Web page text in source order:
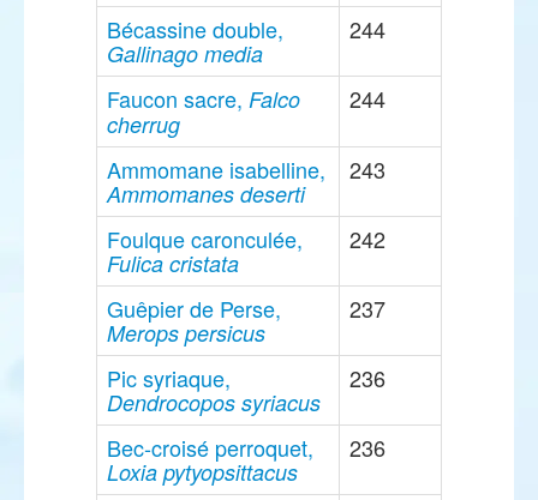
Bécassine double,
Gallinago media
244
Faucon sacre, Falco
cherrug
244
Ammomane isabelline,
Ammomanes deserti
243
Foulque caronculée,
Fulica cristata
242
Guêpier de Perse,
Merops persicus
237
Pic syriaque,
Dendrocopos syriacus
236
Bec-croisé perroquet,
Loxia pytyopsittacus
236